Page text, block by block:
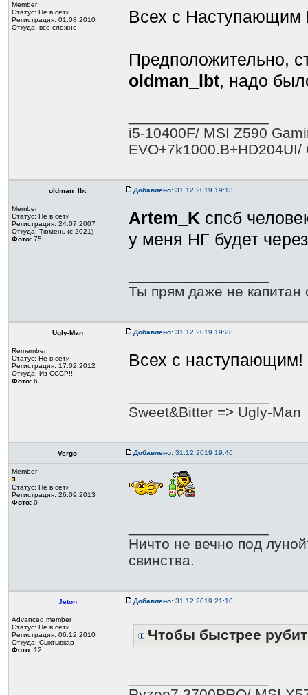
Member
Статус: Не в сети
Регистрация: 01.08.2010
Откуда: все сложно
Всех с
Предположительно,
oldman_lbt, надо
i5-10400F/ MSI Z590
oldman_lbt Добавлено: 31.12.2019 19:13
Member
Статус: Не в сети
Регистрация: 24.07.2007
Откуда: Тюмень (с 2021)
Фото: 75
Artem_K спсб
у меня НГ будет
Ты прям даже не капитан
Ugly-Man Добавлено: 31.12.2019 19:28
Remember
Статус: Не в сети
Регистрация: 17.02.2012
Откуда: Из СССР!!!
Фото: 6
Всех с наступающим!
Sweet&Bitter => Ugly-Man
Vergo Добавлено: 31.12.2019 19:46
Member
Статус: Не в сети
Регистрация: 26.09.2013
Фото: 0
Ничто не вечно под
свинства.
Jeton Добавлено: 31.12.2019 21:10
Advanced member
Статус: Не в сети
Регистрация: 06.12.2010
Откуда: Сыктывкар
Фото: 12
Чтобы быстрее